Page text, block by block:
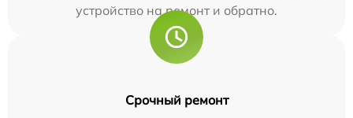
устройство на ремонт и обратно.
Срочный ремонт